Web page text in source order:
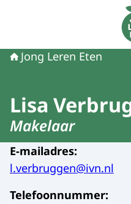
Naar de
Jong Leren Eten
Lisa
Makelaar
E-mailadres:
l.verbruggen@ivn.nl
Telefoonnummer: